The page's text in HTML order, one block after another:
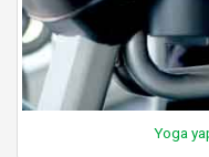
Yoga